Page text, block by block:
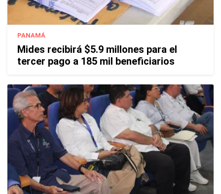
PANAMÁ
Mides recibirá $5.9 millones para el
tercer pago a 185 mil beneficiarios